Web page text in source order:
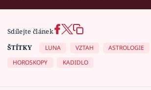
Sdílejte článek
ŠTÍTKY
LUNA VZTAH ASTROLOGIE
HOROSKOPY
KADIDLO